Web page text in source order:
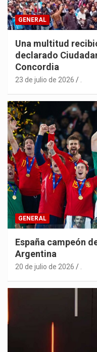
GENERAL
Una multitud
declarado
Concordia
23 de julio de 2026
GENERAL
España campeón
Argentina
20 de julio de 2026